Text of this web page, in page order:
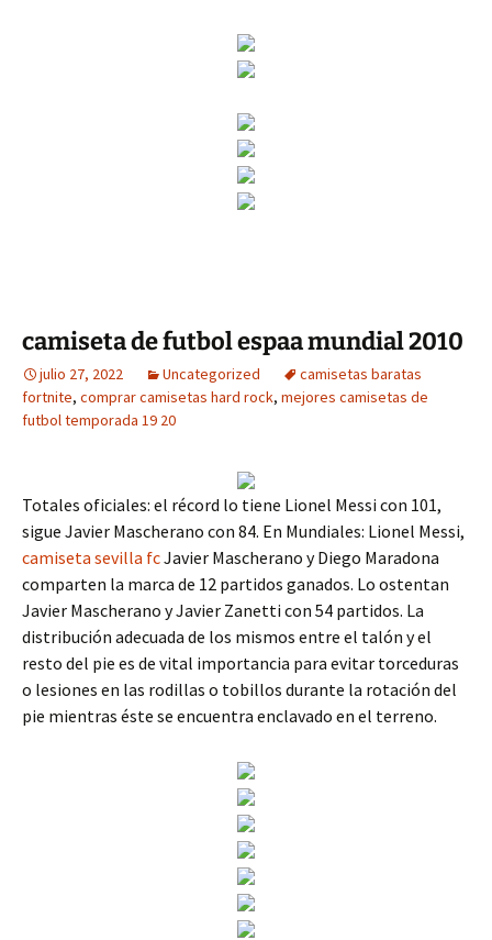
camiseta de futbol espaa mundial 2010
julio 27, 2022 Uncategorized
camisetas baratas
fortnite, comprar camisetas hard rock, mejores camisetas de
futbol temporada 19 20
Totales oficiales: el récord lo tiene Lionel Messi con 101,
sigue Javier Mascherano con 84. En Mundiales: Lionel Messi,
camiseta sevilla fcJavier Mascherano y Diego Maradona
comparten la marca de 12 partidos ganados. Lo ostentan
Javier Mascherano y Javier Zanetti con 54 partidos. La
distribución adecuada de los mismos entre el talón y el
resto del pie es de vital importancia para evitar torceduras
o lesiones en las rodillas o tobillos durante la rotación del
pie mientras éste se encuentra enclavado en el terreno.